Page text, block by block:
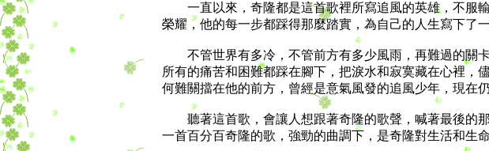
一直以來，奇隆都是這首歌裡所寫追風的英雄，不服
榮耀，他的每一步都踩得那麼踏實，為自己的人生寫下了
不管世界有多冷，不管前方有多少風雨，再難過的關
所有的痛苦和困難都踩在腳下，把淚水和寂寞藏在心裡，
何難關擋在他的前方，曾經是意氣風發的追風少年，現在
聽著這首歌，會讓人想跟著奇隆的歌聲，喊著最後的那
一首百分百奇隆的歌，強勁的曲調下，是奇隆對生活和生命